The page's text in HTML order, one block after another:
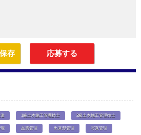
存 応募する
1級土木施工管理技士 2級土木施工管理技士
理 品質管理 出来形管理 写真管理